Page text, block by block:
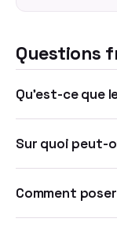
Questions
Qu’est-ce que
Sur quoi peut-
Comment